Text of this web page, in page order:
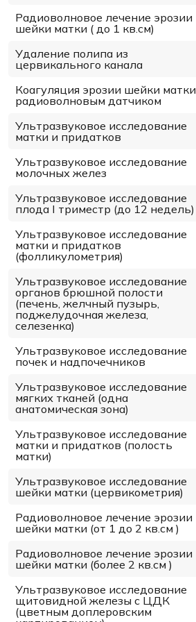
Радиоволновое лечение эрозии
шейки матки ( до 1 кв.см)
Удаление полипа из
цервикального канала
Коагуляция эрозии шейки матки
радиоволновым датчиком
Ультразвуковое исследование
матки и придатков
Ультразвуковое исследование
молочных желез
Ультразвуковое исследование
плода I триместр (до 12 недель)
Ультразвуковое исследование
матки и придатков
(фолликулометрия)
Ультразвуковое исследование
органов брюшной полости
(печень, желчный пузырь,
поджелудочная железа,
селезенка)
Ультразвуковое исследование
почек и надпочечников
Ультразвуковое исследование
мягких тканей (одна
анатомическая зона)
Ультразвуковое исследование
матки и придатков (полость
матки)
Ультразвуковое исследование
шейки матки (цервикометрия)
Радиоволновое лечение эрозии
шейки матки (от 1 до 2 кв.см )
Радиоволновое лечение эрозии
шейки матки (более 2 кв.см )
Ультразвуковое исследование
щитовидной железы с ЦДК
(цветным доплеровским